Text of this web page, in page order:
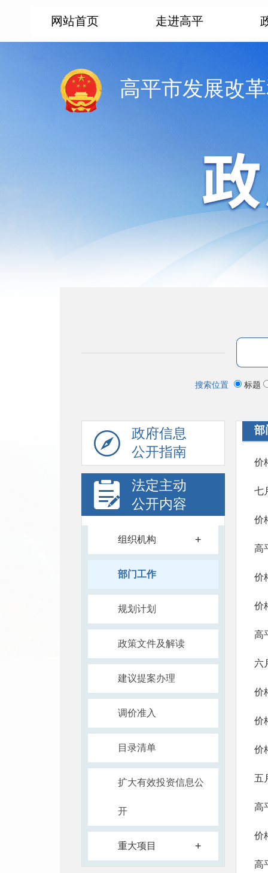
网站首页 走进高平
高平市发展改
搜索位置 标题
政府信息
公开指南
法定主动
公开内容
组织机构 +
部门工作
规划计划
政策文件及解读
建议提案办理
调价准入
目录清单
扩大有效投资信息公
开
重大项目 +
部
价
七
价
高
价
价
六
价
价
价
五
价
高